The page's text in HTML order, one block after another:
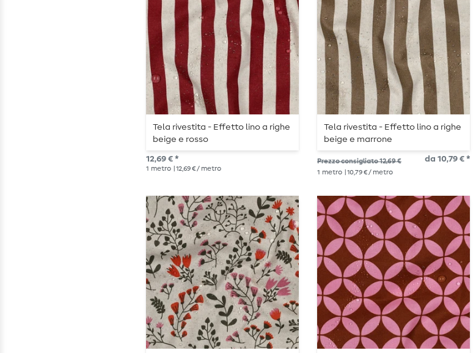
Tela rivestita - Effetto lino a righe
beige e rosso
12,69 € *
1 metro | 12,69 € / metro
Tela rivestita - Effetto lino a righe
beige e marrone
Prezzo consigliato 12,69 € da 10,79 € *
1 metro | 10,79 € / metro